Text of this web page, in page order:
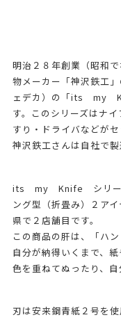
明治２８年創業（昭和
物メーカー「神沢鉄工
ェデカ）の「its my
す。このシリーズはナ
すり・ドライバなどが
神沢鉄工さんは自社で製
its my Knife シリーズ
ング型（折畳み）２ア
県で２店舗目です。
この商品の肝は、「ハ
自分が納得いくまで、
色を重ねてぬったり、自
刃は安来鋼青紙２号を